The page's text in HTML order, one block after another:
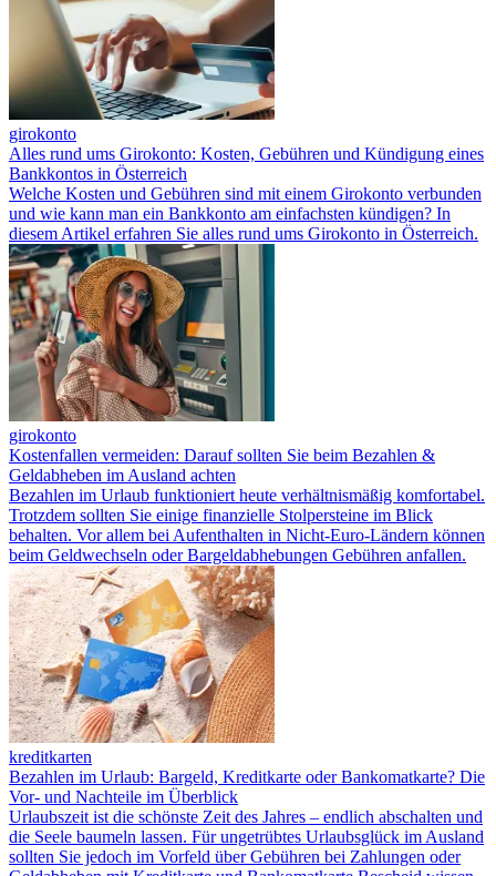
girokonto
Alles rund ums Girokonto: Kosten, Gebühren und Kündigung eines
Bankkontos in Österreich
Welche Kosten und Gebühren sind mit einem Girokonto verbunden
und wie kann man ein Bankkonto am einfachsten kündigen? In
diesem Artikel erfahren Sie alles rund ums Girokonto in Österreich.
girokonto
Kostenfallen vermeiden: Darauf sollten Sie beim Bezahlen &
Geldabheben im Ausland achten
Bezahlen im Urlaub funktioniert heute verhältnismäßig komfortabel.
Trotzdem sollten Sie einige finanzielle Stolpersteine im Blick
behalten. Vor allem bei Aufenthalten in Nicht-Euro-Ländern können
beim Geldwechseln oder Bargeldabhebungen Gebühren anfallen.
kreditkarten
Bezahlen im Urlaub: Bargeld, Kreditkarte oder Bankomatkarte? Die
Vor- und Nachteile im Überblick
Urlaubszeit ist die schönste Zeit des Jahres – endlich abschalten und
die Seele baumeln lassen. Für ungetrübtes Urlaubsglück im Ausland
sollten Sie jedoch im Vorfeld über Gebühren bei Zahlungen oder